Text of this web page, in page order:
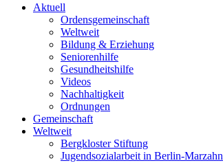
Aktuell
Ordensgemeinschaft
Weltweit
Bildung & Erziehung
Seniorenhilfe
Gesundheitshilfe
Videos
Nachhaltigkeit
Ordnungen
Gemeinschaft
Weltweit
Bergkloster Stiftung
Jugendsozialarbeit in Berlin-Marzahn